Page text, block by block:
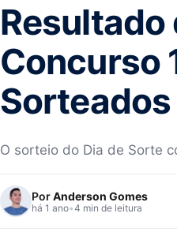
Resultado
Concurso
Sorteados
O sorteio do Dia de Sorte
PorAnderson Gomes
há 1 ano•4 min de leitura